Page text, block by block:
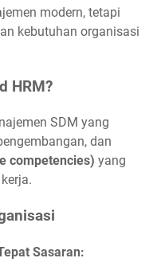
modern, tetapi
kebutuhan organisasi
HRM?
SDM yang
dan
competencies) yang
Sasaran: